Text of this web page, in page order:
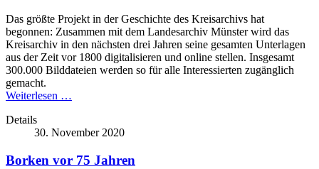
Das größte Projekt in der Geschichte des Kreisarchivs hat
begonnen: Zusammen mit dem Landesarchiv Münster wird das
Kreisarchiv in den nächsten drei Jahren seine gesamten Unterlagen
aus der Zeit vor 1800 digitalisieren und online stellen. Insgesamt
300.000 Bilddateien werden so für alle Interessierten zugänglich
gemacht.
Weiterlesen …
Details
30. November 2020
Borken vor 75 Jahren